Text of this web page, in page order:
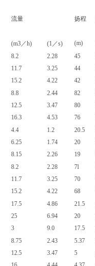
流量 扬程
(m)
(m3／h) (1／s)
8.2
11.7
15.2
2.28
3.25
4.22
45
44
42
8.8
12.5
16.3
2.44
3.47
4.53
82
80
76
4.4
6.25
8.15
1.2
1.74
2.26
20.5
20
19
8.2
11.7
15.2
2.28
3.25
4.22
7l
70
68
17.5
25
3
4.86
6.94
9.0
21.5
20
17.5
8.75
12.5
2.43
3.47
5.37
5